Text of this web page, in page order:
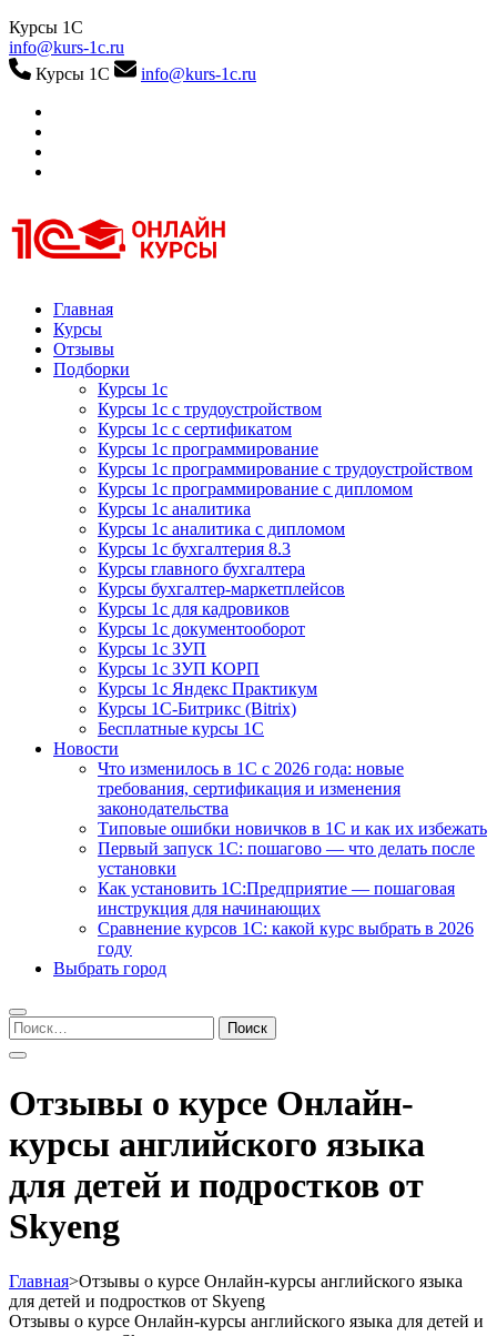
Курсы 1С
info@kurs-1c.ru
Курсы 1С
info@kurs-1c.ru
Курсы 1С
Курсы 1С официальная сертификация
Главная
Курсы
Отзывы
Подборки
Курсы 1с
Курсы 1с с трудоустройством
Курсы 1с с сертификатом
Курсы 1с программирование
Курсы 1с программирование с трудоустройством
Курсы 1с программирование с дипломом
Курсы 1с аналитика
Курсы 1с аналитика с дипломом
Курсы 1с бухгалтерия 8.3
Курсы главного бухгалтера
Курсы бухгалтер-маркетплейсов
Курсы 1с для кадровиков
Курсы 1с документооборот
Курсы 1с ЗУП
Курсы 1с ЗУП КОРП
Курсы 1с Яндекс Практикум
Курсы 1С-Битрикс (Bitrix)
Бесплатные курсы 1С
Новости
Что изменилось в 1С с 2026 года: новые
требования, сертификация и изменения
законодательства
Типовые ошибки новичков в 1С и как их избежать
Первый запуск 1С: пошагово — что делать после
установки
Как установить 1С:Предприятие — пошаговая
инструкция для начинающих
Сравнение курсов 1С: какой курс выбрать в 2026
году
Выбрать город
Найти:
Отзывы о курсе Онлайн-
курсы английского языка
для детей и подростков от
Skyeng
Главная>Отзывы о курсе Онлайн-курсы английского языка
для детей и подростков от Skyeng
Отзывы о курсе Онлайн-курсы английского языка для детей и